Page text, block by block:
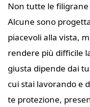
Non tutte le
Alcune sono
piacevoli alla vista,
rendere più difficile
giusta dipende dai
cui stai lavorando e
te protezione,